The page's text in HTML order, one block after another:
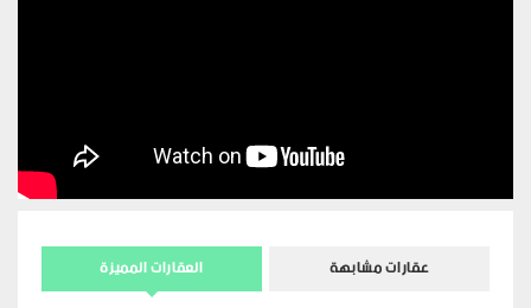
العقارات المميزة عقارات مشابهة